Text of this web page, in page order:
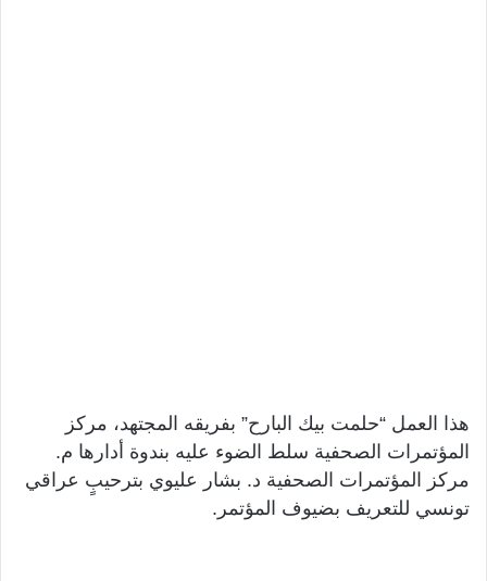
هذا العمل “حلمت بيك البارح” بفريقه المجتهد، مركز
المؤتمرات الصحفية سلط الضوء عليه بندوة أدارها م.
مركز المؤتمرات الصحفية د. بشار عليوي بترحيبٍ عراقي
تونسي للتعريف بضيوف المؤتمر.